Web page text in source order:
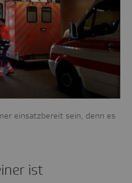
einsatzbereit sein, denn es
ist